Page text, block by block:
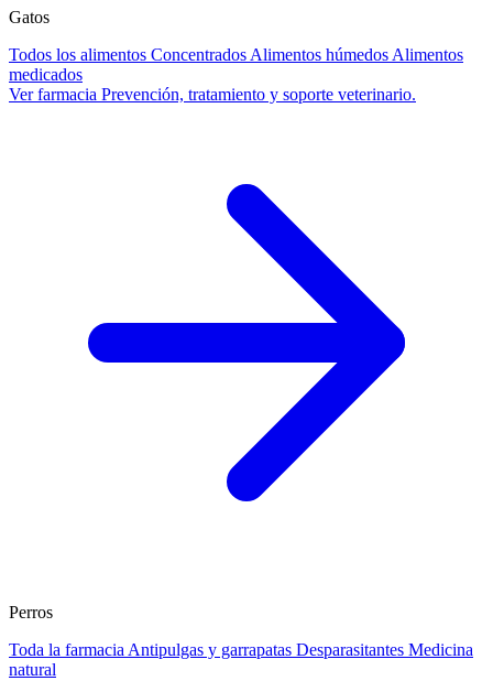
Gatos
Todos los alimentos Concentrados Alimentos húmedos Alimentos
medicados
Ver farmacia Prevención, tratamiento y soporte veterinario.
Perros
Toda la farmacia Antipulgas y garrapatas Desparasitantes Medicina
natural